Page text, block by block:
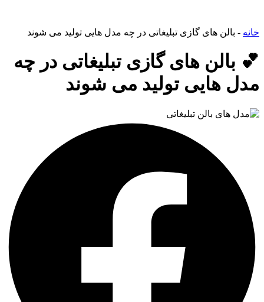
خانه - بالن های گازی تبلیغاتی در چه مدل هایی تولید می شوند
💕 بالن های گازی تبلیغاتی در چه
مدل هایی تولید می شوند